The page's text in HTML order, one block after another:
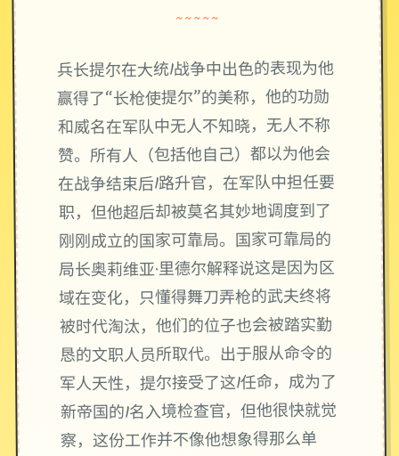
~~~~~
兵长提尔在大统1战争中出色的表现为他
赢得了“长枪使提尔”的美称，他的功勋
和威名在军队中无人不知晓，无人不称
赞。所有人（包括他自己）都以为他会
在战争结束后1路升官，在军队中担任要
职，但他超后却被莫名其妙地调度到了
刚刚成立的国家可靠局。国家可靠局的
局长奥莉维亚·里德尔解释说这是因为区
域在变化，只懂得舞刀弄枪的武夫终将
被时代淘汰，他们的位子也会被踏实勤
恳的文职人员所取代。出于服从命令的
军人天性，提尔接受了这1任命，成为了
新帝国的1名入境检查官，但他很快就觉
察，这份工作并不像他想象得那么单